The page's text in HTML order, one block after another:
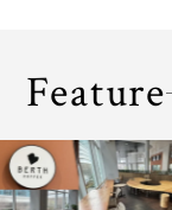
Feature